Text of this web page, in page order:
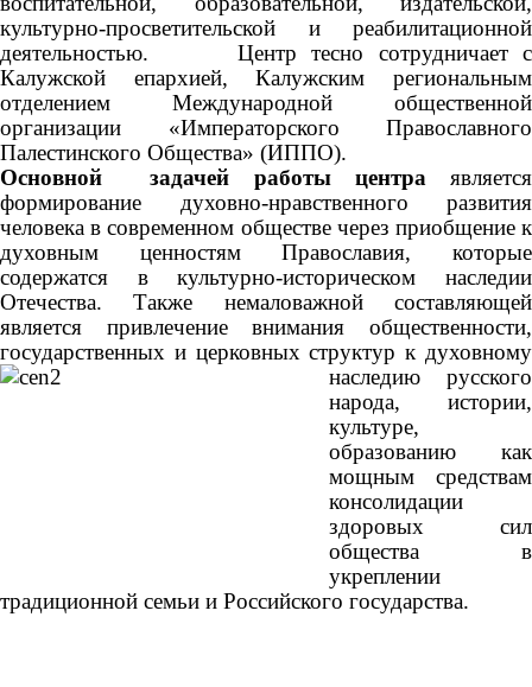
культурно-просветительской и реабилитационной
деятельностью. Центр тесно сотрудничает с
Калужской епархией, Калужским региональным
отделением Международной общественной
организации «Императорского Православного
Палестинского Общества» (ИППО).
Основной задачей работы центра является
формирование духовно-нравственного развития
человека в современном обществе через приобщение к
духовным ценностям Православия, которые
содержатся в культурно-историческом наследии
Отечества. Также немаловажной составляющей
является привлечение внимания общественности,
государственных и церковных структур к духовному
наследию русского
народа, истории,
культуре,
образованию как
мощным средствам
консолидации
здоровых сил
общества в
укреплении
традиционной семьи и Российского государства.